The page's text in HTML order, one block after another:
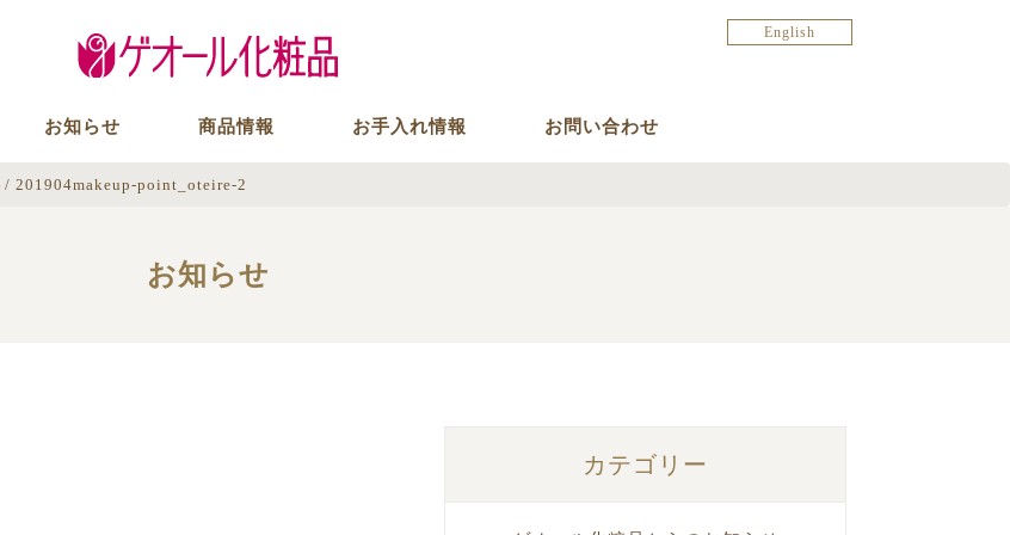
お知らせ 商品情報 お手入れ情報 お問い合わせ
English
/ 201904makeup-point_oteire-2
お知らせ
カテゴリー